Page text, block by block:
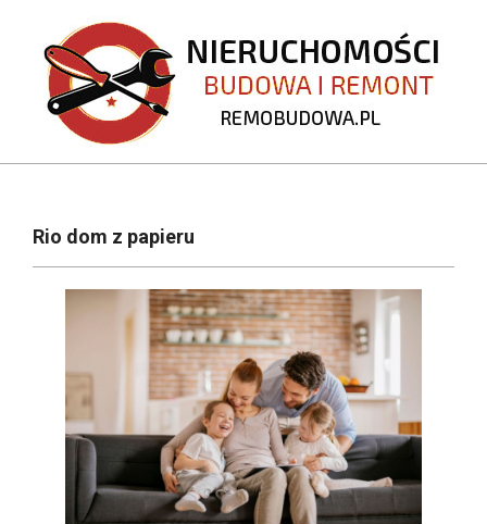
content
REMOBUDOWA.PL
NavigationRio dom z papieru